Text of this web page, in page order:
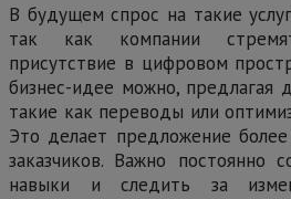
В будущем спрос на такие
так как компании
присутствие в цифровом
бизнес-идее можно, предлагая
такие как переводы или
Это делает предложение
заказчиков. Важно постоянно
навыки и следить за